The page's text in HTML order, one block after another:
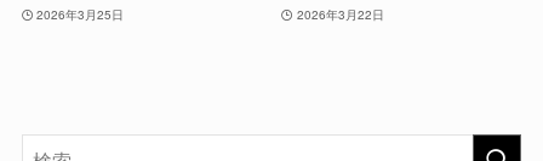
2026年3月25日 2026年3月22日